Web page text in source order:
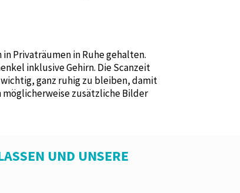
Privaträumen in Ruhe gehalten.
inklusive Gehirn. Die Scanzeit
wichtig, ganz ruhig zu bleiben, damit
zusätzliche Bilder
UND UNSERE